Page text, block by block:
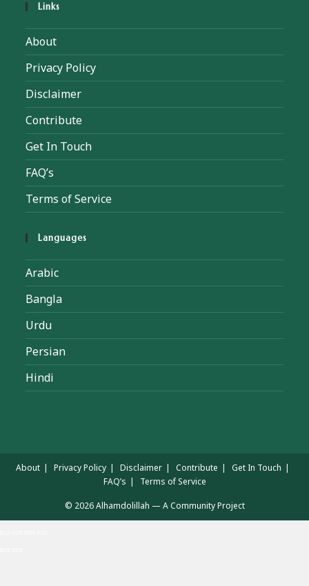
Links
About
Privacy Policy
Disclaimer
Contribute
Get In Touch
FAQ’s
Terms of Service
Languages
Arabic
Bangla
Urdu
Persian
Hindi
About Privacy Policy Disclaimer Contribute
Get In Touch
FAQ’s
Terms of Service
© 2026 Alhamdolillah — A Community Project